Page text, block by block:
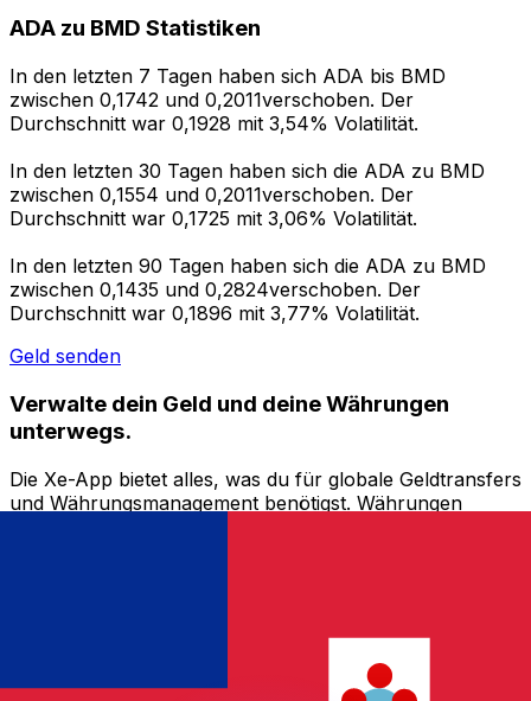
ADA zu BMD Statistiken
In den letzten 7 Tagen haben sich ADA bis BMD
zwischen 0,1742 und 0,2011verschoben. Der
Durchschnitt war 0,1928 mit 3,54% Volatilität.
In den letzten 30 Tagen haben sich die ADA zu BMD
zwischen 0,1554 und 0,2011verschoben. Der
Durchschnitt war 0,1725 mit 3,06% Volatilität.
In den letzten 90 Tagen haben sich die ADA zu BMD
zwischen 0,1435 und 0,2824verschoben. Der
Durchschnitt war 0,1896 mit 3,77% Volatilität.
Geld senden
Verwalte dein Geld und deine Währungen
unterwegs.
Die Xe-App bietet alles, was du für globale Geldtransfers
und Währungsmanagement benötigst. Währungen